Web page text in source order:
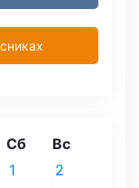
Сб Вс
1
2